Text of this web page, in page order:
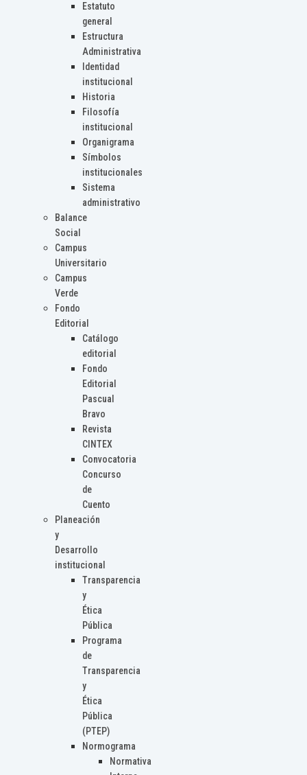
Estatuto
general
Estructura
Administrativa
Identidad
institucional
Historia
Filosofía
institucional
Organigrama
Símbolos
institucionales
Sistema
administrativo
Balance
Social
Campus
Universitario
Campus
Verde
Fondo
Editorial
Catálogo
editorial
Fondo
Editorial
Pascual
Bravo
Revista
CINTEX
Convocatoria
Concurso
de
Cuento
Planeación
y
Desarrollo
institucional
Transparencia
y
Ética
Pública
Programa
de
Transparencia
y
Ética
Pública
(PTEP)
Normograma
Normativa